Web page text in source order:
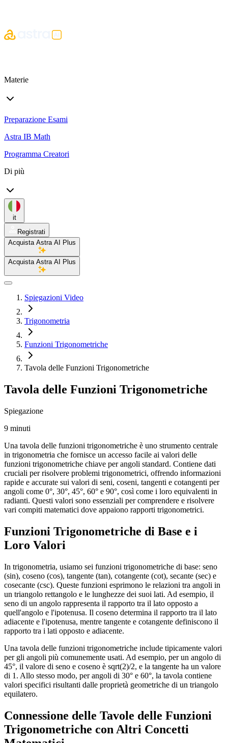
Materie
Preparazione Esami
Astra IB Math
Programma Creatori
Di più
it
Registrati
Acquista Astra AI Plus
Acquista Astra AI Plus
Spiegazioni Video
Trigonometria
Funzioni Trigonometriche
Tavola delle Funzioni Trigonometriche
Tavola delle Funzioni Trigonometriche
Spiegazione
9 minuti
Una tavola delle funzioni trigonometriche è uno strumento centrale
in trigonometria che fornisce un accesso facile ai valori delle
funzioni trigonometriche chiave per angoli standard. Contiene dati
cruciali per risolvere problemi trigonometrici, offrendo informazioni
rapide e accurate sui valori di seni, coseni, tangenti e cotangenti per
angoli come 0°, 30°, 45°, 60° e 90°, così come i loro equivalenti in
radianti. Questi valori sono essenziali per comprendere e risolvere
vari compiti matematici dove appaiono rapporti trigonometrici.
Funzioni Trigonometriche di Base e i
Loro Valori
In trigonometria, usiamo sei funzioni trigonometriche di base: seno
(sin), coseno (cos), tangente (tan), cotangente (cot), secante (sec) e
cosecante (csc). Queste funzioni esprimono le relazioni tra angoli in
un triangolo rettangolo e le lunghezze dei suoi lati. Ad esempio, il
seno di un angolo rappresenta il rapporto tra il lato opposto a
quell'angolo e l'ipotenusa. Il coseno determina il rapporto tra il lato
adiacente e l'ipotenusa, mentre tangente e cotangente definiscono il
rapporto tra i lati opposto e adiacente.
Una tavola delle funzioni trigonometriche include tipicamente valori
per gli angoli più comunemente usati. Ad esempio, per un angolo di
45°, il valore di seno e coseno è sqrt(2)/2, e la tangente ha un valore
di 1. Allo stesso modo, per angoli di 30° e 60°, la tavola contiene
valori specifici risultanti dalle proprietà geometriche di un triangolo
equilatero.
Connessione delle Tavole delle Funzioni
Trigonometriche con Altri Concetti